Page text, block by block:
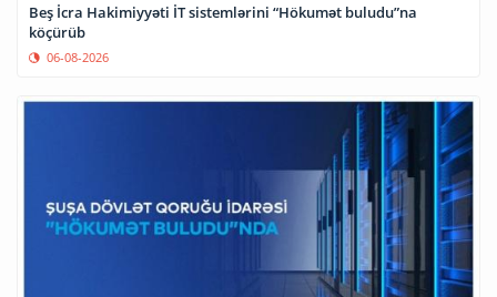
Beş İcra Hakimiyyəti İT sistemlərini “Hökumət buludu”na
köçürüb
06-08-2026